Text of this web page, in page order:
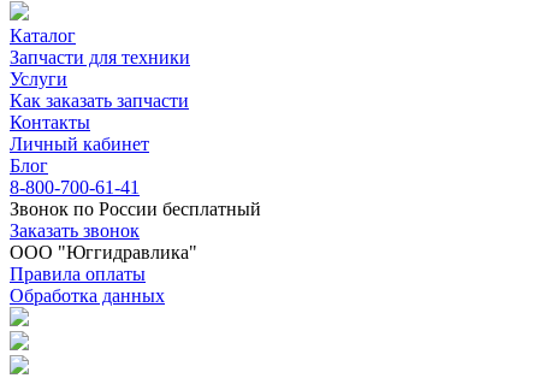
Каталог
Запчасти для техники
Услуги
Как заказать запчасти
Контакты
Личный кабинет
Блог
8-800-700-61-41
Звонок по России бесплатный
Заказать звонок
ООО "Юггидравлика"
Правила оплаты
Обработка данных